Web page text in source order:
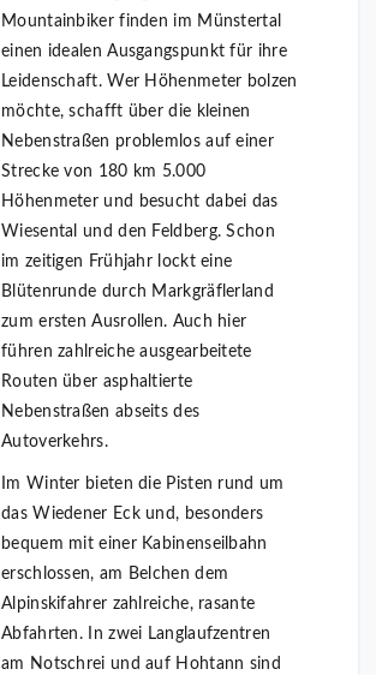
Mountainbiker finden im Münstertal
einen idealen Ausgangspunkt für ihre
Leidenschaft. Wer Höhenmeter bolzen
möchte, schafft über die kleinen
Nebenstraßen problemlos auf einer
Strecke von 180 km 5.000
Höhenmeter und besucht dabei das
Wiesental und den Feldberg. Schon
im zeitigen Frühjahr lockt eine
Blütenrunde durch Markgräflerland
zum ersten Ausrollen. Auch hier
führen zahlreiche ausgearbeitete
Routen über asphaltierte
Nebenstraßen abseits des
Autoverkehrs.
Im Winter bieten die Pisten rund um
das Wiedener Eck und, besonders
bequem mit einer Kabinenseilbahn
erschlossen, am Belchen dem
Alpinskifahrer zahlreiche, rasante
Abfahrten. In zwei Langlaufzentren
am Notschrei und auf Hohtann sind